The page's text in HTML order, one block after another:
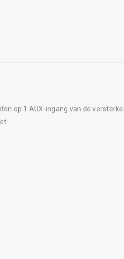
op 1 AUX-ingang van de